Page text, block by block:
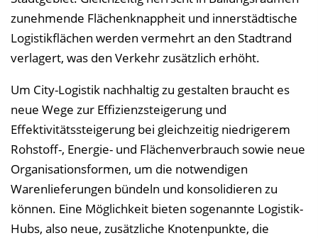
zunehmende Flächenknappheit und innerstädtische
Logistikflächen werden vermehrt an den Stadtrand
verlagert, was den Verkehr zusätzlich erhöht.
Um City-Logistik nachhaltig zu gestalten braucht es
neue Wege zur Effizienzsteigerung und
Effektivitätssteigerung bei gleichzeitig niedrigerem
Rohstoff-, Energie- und Flächenverbrauch sowie neue
Organisationsformen, um die notwendigen
Warenlieferungen bündeln und konsolidieren zu
können. Eine Möglichkeit bieten sogenannte Logistik-
Hubs, also neue, zusätzliche Knotenpunkte, die